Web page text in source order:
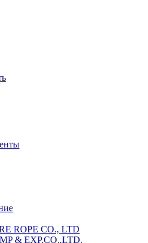
ROPE CO., LTD
& EXP.CO.,LTD.